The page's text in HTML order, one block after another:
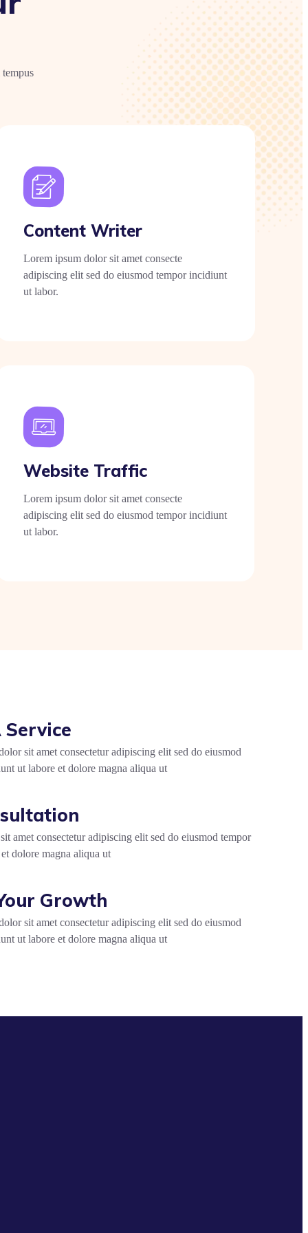
Content Writer
Lorem ipsum dolor sit amet consecte
adipiscing elit sed do eiusmod tempor incidiunt
ut labor.
Website Traffic
Lorem ipsum dolor sit amet consecte
adipiscing elit sed do eiusmod tempor incidiunt
ut labor.
Service
sit amet consectetur adipiscing elit sed do eiusmod
ut labore et dolore magna aliqua ut
amet consectetur adipiscing elit sed do eiusmod tempor
dolore magna aliqua ut
Growth
sit amet consectetur adipiscing elit sed do eiusmod
ut labore et dolore magna aliqua ut